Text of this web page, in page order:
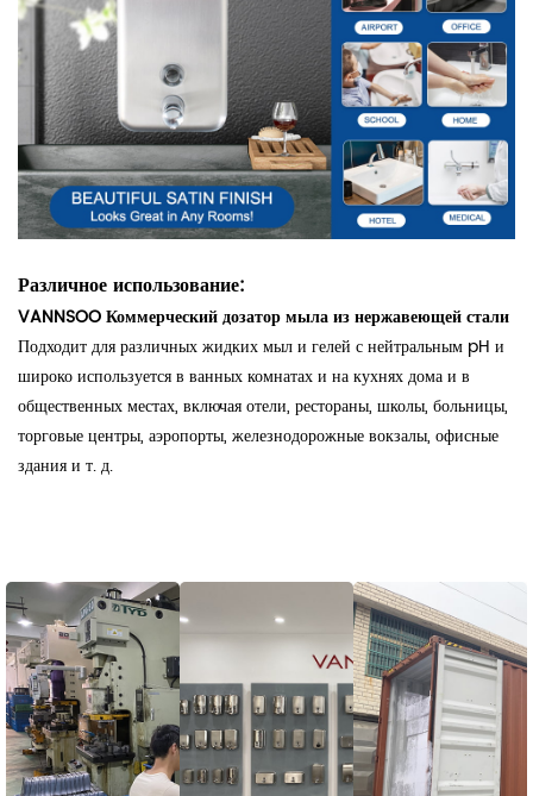
Различное использование:
VANNSOO Коммерческий дозатор мыла из нержавеющей стали
Подходит для различных жидких мыл и гелей с нейтральным pH и
широко используется в ванных комнатах и на кухнях дома и в
общественных местах, включая отели, рестораны, школы, больницы,
торговые центры, аэропорты, железнодорожные вокзалы, офисные
здания и т. д.